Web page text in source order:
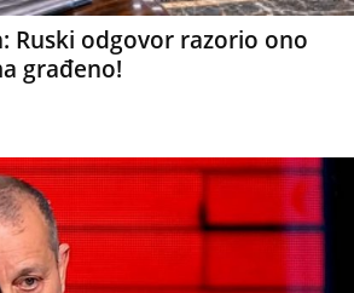
Ruski odgovor razorio ono
građeno!